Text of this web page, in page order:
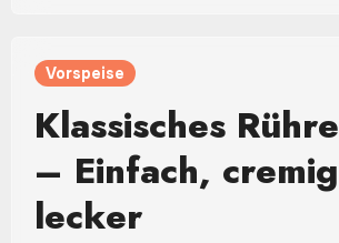
Vorspeise
Klassisches
– Einfach,
lecker